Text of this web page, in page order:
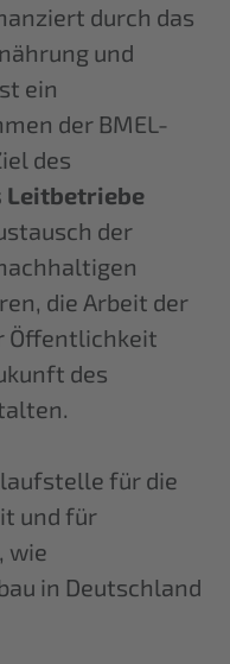
durch das
und
ein
der BMEL-
des
Leitbetriebe
der
die Arbeit der
Öffentlichkeit
des
für die
und für
wie
in Deutschland